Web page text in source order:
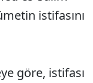
istifasını
göre, istifası